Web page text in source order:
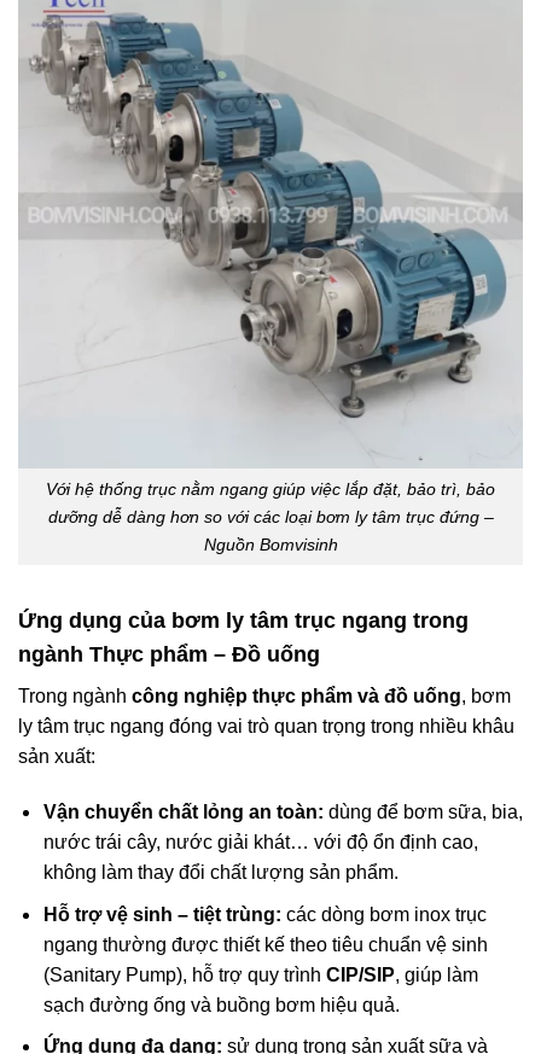
Với hệ thống trục nằm ngang giúp việc lắp đặt, bảo trì, bảo
dưỡng dễ dàng hơn so với các loại bơm ly tâm trục đứng –
Nguồn Bomvisinh
Ứng dụng của bơm ly tâm trục ngang trong
ngành Thực phẩm – Đồ uống
Trong ngành công nghiệp thực phẩm và đồ uống, bơm
ly tâm trục ngang đóng vai trò quan trọng trong nhiều khâu
sản xuất:
Vận chuyển chất lỏng an toàn: dùng để bơm sữa, bia,
nước trái cây, nước giải khát… với độ ổn định cao,
không làm thay đổi chất lượng sản phẩm.
Hỗ trợ vệ sinh – tiệt trùng: các dòng bơm inox trục
ngang thường được thiết kế theo tiêu chuẩn vệ sinh
(Sanitary Pump), hỗ trợ quy trình CIP/SIP, giúp làm
sạch đường ống và buồng bơm hiệu quả.
Ứng dụng đa dạng: sử dụng trong sản xuất sữa và